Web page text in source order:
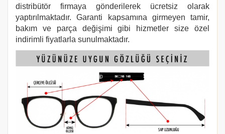
distribütör firmaya gönderilerek ücretsiz olarak
yaptırılmaktadır. Garanti kapsamına girmeyen tamir,
bakım ve parça değişimi gibi hizmetler size özel
indirimli fiyatlarla sunulmaktadır.